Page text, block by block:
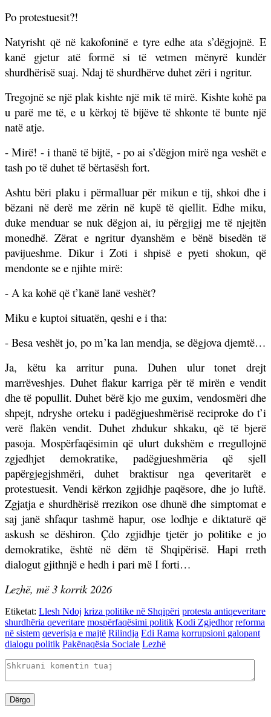
Po protestuesit?!
Natyrisht që në kakofoninë e tyre edhe ata s’dëgjojnë. E
kanë gjetur atë formë si të vetmen mënyrë kundër
shurdhërisë suaj. Ndaj të shurdhërve duhet zëri i ngritur.
Tregojnë se një plak kishte një mik të mirë. Kishte kohë pa
u parë me të, e u kërkoj të bijëve të shkonte të bunte një
natë atje.
- Mirë! - i thanë të bijtë, - po ai s’dëgjon mirë nga veshët e
tash po të duhet të bërtasësh fort.
Ashtu bëri plaku i përmalluar për mikun e tij, shkoi dhe i
bëzani në derë me zërin në kupë të qiellit. Edhe miku,
duke menduar se nuk dëgjon ai, iu përgjigj me të njejtën
monedhë. Zërat e ngritur dyanshëm e bënë bisedën të
pavijueshme. Dikur i Zoti i shpisë e pyeti shokun, që
mendonte se e njihte mirë:
- A ka kohë që t’kanë lanë veshët?
Miku e kuptoi situatën, qeshi e i tha:
- Besa veshët jo, po m’ka lan mendja, se dëgjova djemtë…
Ja, këtu ka arritur puna. Duhen ulur tonet drejt
marrëveshjes. Duhet flakur karriga për të mirën e vendit
dhe të popullit. Duhet bërë kjo me guxim, vendosmëri dhe
shpejt, ndryshe orteku i padëgjueshmërisë reciproke do t’i
verë flakën vendit. Duhet zhdukur shkaku, që të bjerë
pasoja. Mospërfaqësimin që ulurt dukshëm e rregullojnë
zgjedhjet demokratike, padëgjueshmëria që sjell
papërgjegjshmëri, duhet braktisur nga qeveritarët e
protestuesit. Vendi kërkon zgjidhje paqësore, dhe jo luftë.
Zgjatja e shurdhërisë rrezikon ose dhunë dhe simptomat e
saj janë shfaqur tashmë hapur, ose lodhje e diktaturë që
askush se dëshiron. Çdo zgjidhje tjetër jo politike e jo
demokratike, është në dëm të Shqipërisë. Hapi rreth
dialogut gjithnjë e hedh i pari më I forti…
Lezhë, më 3 korrik 2026
Etiketat: Llesh Ndoj kriza politike në Shqipëri protesta antiqeveritare
shurdhëria qeveritare mospërfaqësimi politik Kodi Zgjedhor reforma
në sistem qeverisja e majtë Rilindja Edi Rama korrupsioni galopant
dialogu politik Pakënaqësia Sociale Lezhë
Dërgo